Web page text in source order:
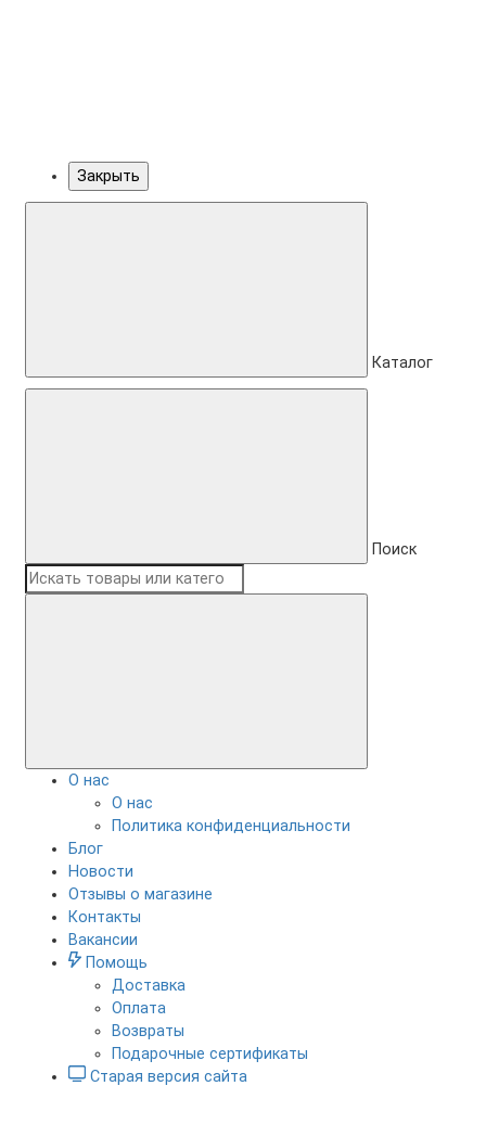
Закрыть
Каталог
Поиск
О нас
О нас
Политика конфиденциальности
Блог
Новости
Отзывы о магазине
Контакты
Вакансии
Помощь
Доставка
Оплата
Возвраты
Подарочные сертификаты
Старая версия сайта